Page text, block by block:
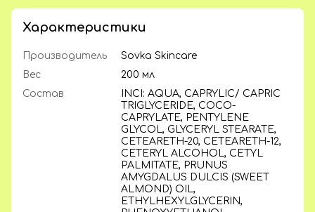
Характеристики
Производитель
Sovka Skincare
Вес
200 мл
Состав
INCI: AQUA, CAPRYLIC/ CAPRIC
TRIGLYCERIDE, COCO-
CAPRYLATE, PENTYLENE
GLYCOL, GLYCERYL STEARATE,
CETEARETH-20, CETEARETH-12,
CETERYL ALCOHOL, CETYL
PALMITATE, PRUNUS
AMYGDALUS DULCIS (SWEET
ALMOND) OIL,
ETHYLHEXYLGLYCERIN,